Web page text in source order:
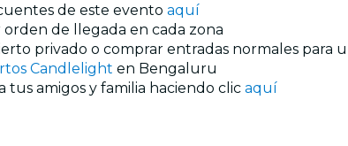
de este evento aquí
orden de llegada en cada zona
privado o comprar entradas normales para
Candlelight en Bengaluru
tus amigos y familia haciendo clic aquí